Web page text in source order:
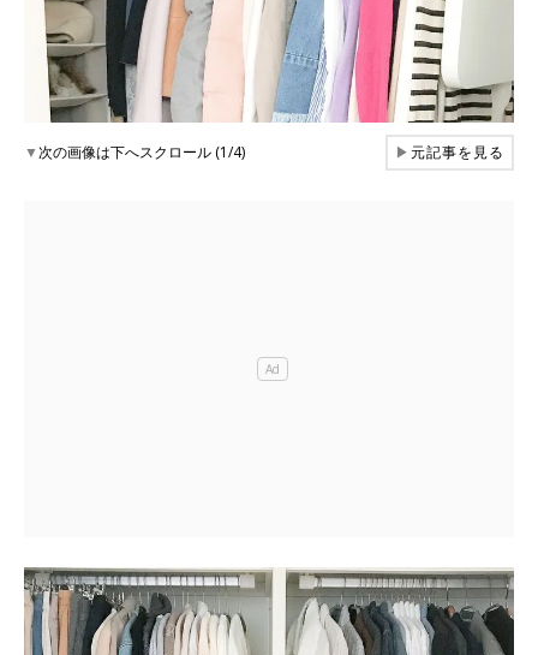
▼次の画像は下へスクロール (1/4) ▶元記事を見る